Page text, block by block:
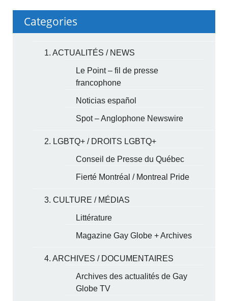
Categories
1. ACTUALITÉS / NEWS
Le Point – fil de presse
francophone
Noticias español
Spot – Anglophone Newswire
2. LGBTQ+ / DROITS LGBTQ+
Conseil de Presse du Québec
Fierté Montréal / Montreal Pride
3. CULTURE / MÉDIAS
Littérature
Magazine Gay Globe + Archives
4. ARCHIVES / DOCUMENTAIRES
Archives des actualités de Gay
Globe TV